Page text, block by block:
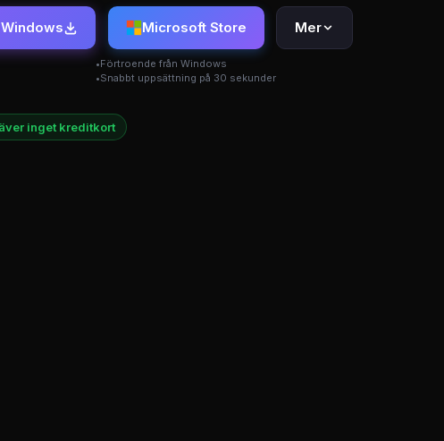
Microsoft Store
Förtroende från Windows
Snabbt uppsättning på 30 sekunder
Mer
inget kreditkort